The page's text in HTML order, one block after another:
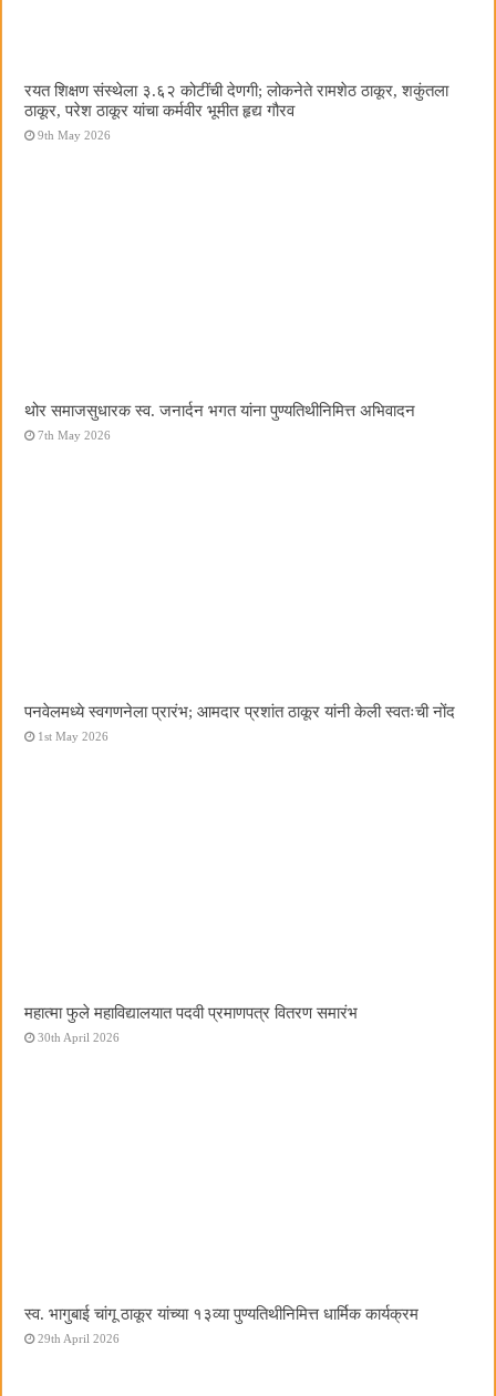
रयत शिक्षण संस्थेला ३.६२ कोटींची देणगी; लोकनेते रामशेठ ठाकूर, शकुंतला
ठाकूर, परेश ठाकूर यांचा कर्मवीर भूमीत हृद्य गौरव
9th May 2026
थोर समाजसुधारक स्व. जनार्दन भगत यांना पुण्यतिथीनिमित्त अभिवादन
7th May 2026
पनवेलमध्ये स्वगणनेला प्रारंभ; आमदार प्रशांत ठाकूर यांनी केली स्वतःची नोंद
1st May 2026
महात्मा फुले महाविद्यालयात पदवी प्रमाणपत्र वितरण समारंभ
30th April 2026
स्व. भागुबाई चांगू ठाकूर यांच्या १३व्या पुण्यतिथीनिमित्त धार्मिक कार्यक्रम
29th April 2026